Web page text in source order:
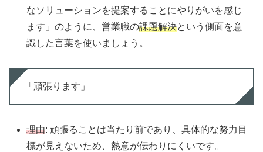
なソリューションを提案することにやりがいを感じ
ます」のように、営業職の課題解決という側面を意
識した言葉を使いましょう。
「頑張ります」
理由: 頑張ることは当たり前であり、具体的な努力目
標が見えないため、熱意が伝わりにくいです。